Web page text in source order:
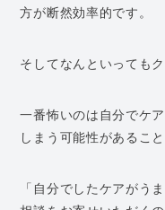
方が断然効率的です。
そしてなんといっても
一番怖いのは自分でケ
しまう可能性があること
「自分でしたケアがう